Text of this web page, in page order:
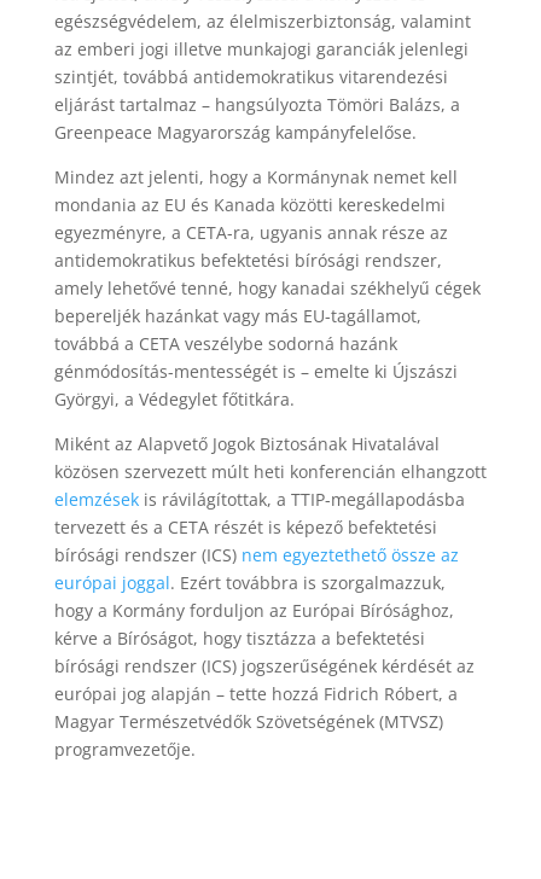
egészségvédelem, az élelmiszerbiztonság, valamint
az emberi jogi illetve munkajogi garanciák jelenlegi
szintjét, továbbá antidemokratikus vitarendezési
eljárást tartalmaz – hangsúlyozta Tömöri Balázs, a
Greenpeace Magyarország kampányfelelőse.
Mindez azt jelenti, hogy a Kormánynak nemet kell
mondania az EU és Kanada közötti kereskedelmi
egyezményre, a CETA-ra, ugyanis annak része az
antidemokratikus befektetési bírósági rendszer,
amely lehetővé tenné, hogy kanadai székhelyű cégek
bepereljék hazánkat vagy más EU-tagállamot,
továbbá a CETA veszélybe sodorná hazánk
génmódosítás-mentességét is – emelte ki Újszászi
Györgyi, a Védegylet főtitkára.
Miként az Alapvető Jogok Biztosának Hivatalával
közösen szervezett múlt heti konferencián elhangzott
elemzésekis rávilágítottak, a TTIP-megállapodásba
tervezett és a CETA részét is képező befektetési
bírósági rendszer (ICS) nem egyeztethető össze az
európai joggal. Ezért továbbra is szorgalmazzuk,
hogy a Kormány forduljon az Európai Bírósághoz,
kérve a Bíróságot, hogy tisztázza a befektetési
bírósági rendszer (ICS) jogszerűségének kérdését az
európai jog alapján – tette hozzá Fidrich Róbert, a
Magyar Természetvédők Szövetségének (MTVSZ)
programvezetője.